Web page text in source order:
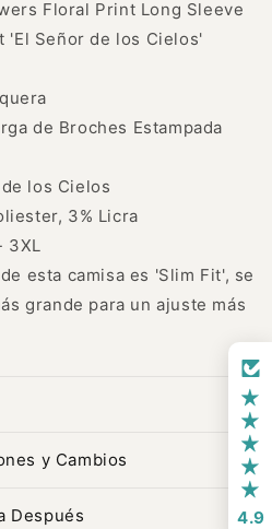
Floral Print Long Sleeve
'El Señor de los Cielos'
de Broches Estampada
los Cielos
3% Licra
3XL
esta camisa es 'Slim Fit', se
grande para un ajuste más
y Cambios
Después 4.9